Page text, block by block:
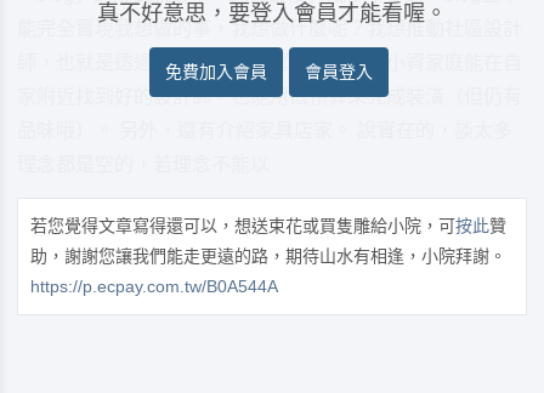
能完全實現我想做的事，我想做什麼呢？我想推動社區設計
師，也就是透過我的平台，希望讓一般雙薪小資家庭能在自
家附近找到好的設計師，也能用低預算來完成裝潢（但仍有
真不好意思，要登入會員才能看喔。
免費加入會員 會員登入
若您覺得文章寫得還可以，想送束花或買隻雕給小院，可按此贊
助，謝謝您讓我們能走更遠的路，期待山水有相逢，小院拜謝。
https://p.ecpay.com.tw/B0A544A